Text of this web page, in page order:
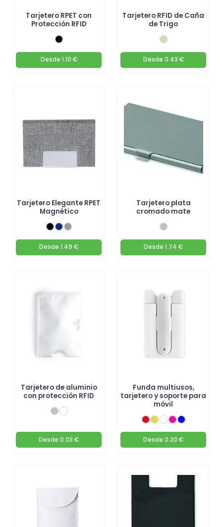
Tarjetero RPET con
Protección RFID
Desde 1.10 €
Tarjetero RFID de Caña
de Trigo
Desde 0.43 €
Tarjetero Elegante RPET
Magnético
Desde 1.49 €
Tarjetero plata
cromado mate
Desde 1.74 €
Tarjetero de aluminio
con protección RFID
Desde 0.03 €
Funda multiusos,
tarjetero y soporte para
móvil
Desde 0.20 €